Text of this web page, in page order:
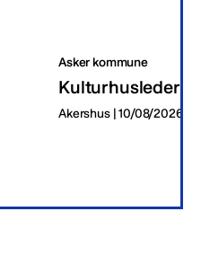
Asker kommune
Kulturhusleder
Akershus | 10/08/2026